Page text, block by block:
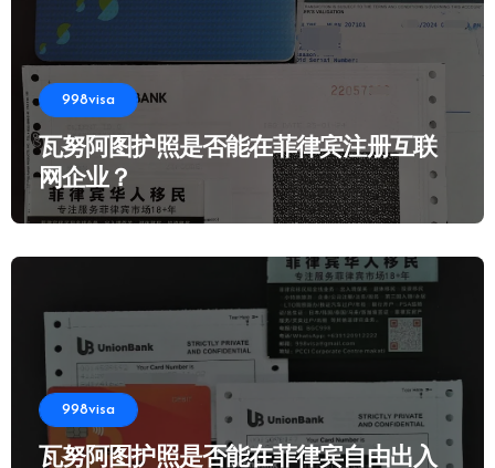
998visa
瓦努阿图护照是否能在菲律宾注册互联
网企业？
998visa
瓦努阿图护照是否能在菲律宾自由出入